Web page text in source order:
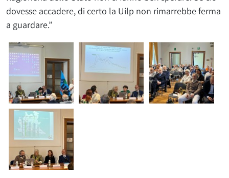
dovesse accadere, di certo la Uilp non rimarrebbe ferma
a guardare.”